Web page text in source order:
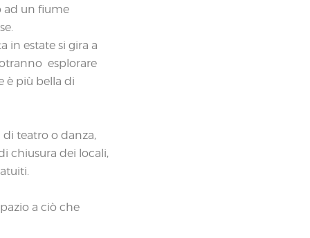
ad un fiume
in estate si gira a
esplorare
è più bella di
teatro o danza,
chiusura dei locali,
a ciò che